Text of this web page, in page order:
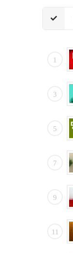
1
3
5
7
9
11